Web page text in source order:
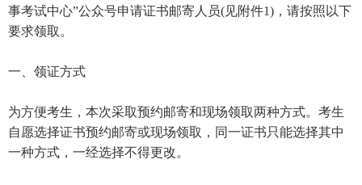
事考试中心”公众号申请证书邮寄人员(见附件1)，请按照以下
要求领取。
一、领证方式
为方便考生，本次采取预约邮寄和现场领取两种方式。考生
自愿选择证书预约邮寄或现场领取，同一证书只能选择其中
一种方式，一经选择不得更改。